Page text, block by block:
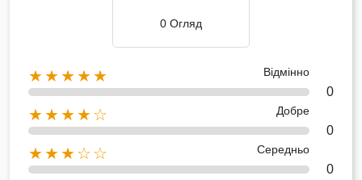
0 Огляд
★★★★★ Відмінно
0
★★★★☆ Добре
0
★★★☆☆ Середньо
0